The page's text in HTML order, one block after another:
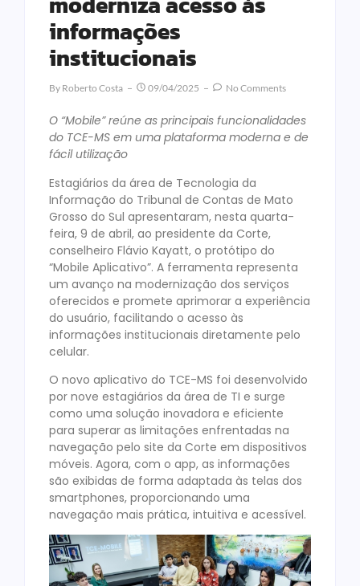
informações
institucionais
By Roberto Costa 09/04/2025 No Comments
O “Mobile” reúne as principais funcionalidades
do TCE-MS em uma plataforma moderna e de
fácil utilização
Estagiários da área de Tecnologia da
Informação do Tribunal de Contas de Mato
Grosso do Sul apresentaram, nesta quarta-
feira, 9 de abril, ao presidente da Corte,
conselheiro Flávio Kayatt, o protótipo do
“Mobile Aplicativo”. A ferramenta representa
um avanço na modernização dos serviços
oferecidos e promete aprimorar a experiência
do usuário, facilitando o acesso às
informações institucionais diretamente pelo
celular.
O novo aplicativo do TCE-MS foi desenvolvido
por nove estagiários da área de TI e surge
como uma solução inovadora e eficiente
para superar as limitações enfrentadas na
navegação pelo site da Corte em dispositivos
móveis. Agora, com o app, as informações
são exibidas de forma adaptada às telas dos
smartphones, proporcionando uma
navegação mais prática, intuitiva e acessível.